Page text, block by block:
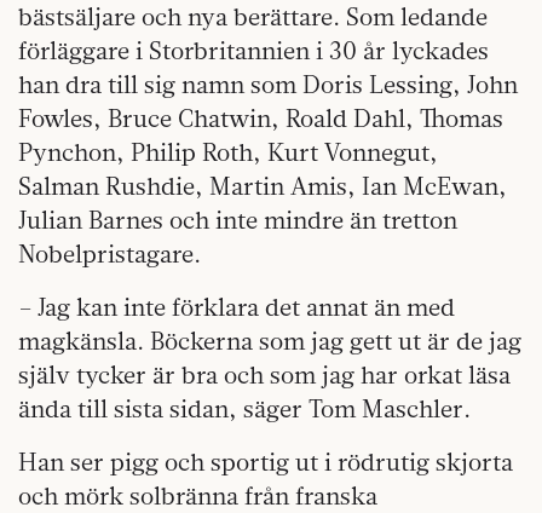
bästsäljare och nya berättare. Som ledande
förläggare i Storbritannien i 30 år lyckades
han dra till sig namn som Doris Lessing, John
Fowles, Bruce Chatwin, Roald Dahl, Thomas
Pynchon, Philip Roth, Kurt Vonnegut,
Salman Rushdie, Martin Amis, Ian McEwan,
Julian Barnes och inte mindre än tretton
Nobelpristagare.
– Jag kan inte förklara det annat än med
magkänsla. Böckerna som jag gett ut är de jag
själv tycker är bra och som jag har orkat läsa
ända till sista sidan, säger Tom Maschler.
Han ser pigg och sportig ut i rödrutig skjorta
och mörk solbränna från franska